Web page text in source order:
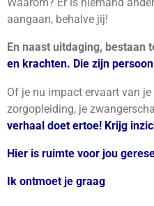
aangaan, behalve jij!
En naast uitdaging, bestaan
en krachten. Die zijn
Of je nu impact ervaart van
zorgopleiding, je
verhaal doet ertoe! Krijg
Hier is ruimte voor jou
Ik ontmoet je graag